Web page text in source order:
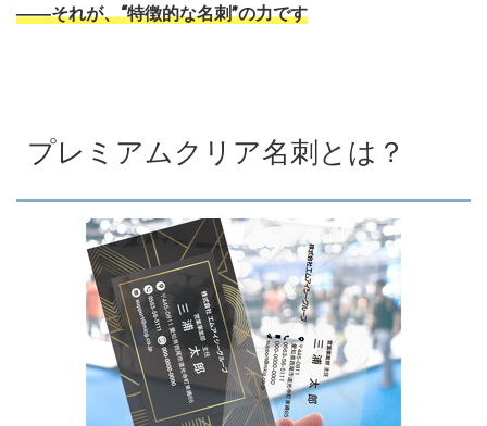
――それが、“特徴的な名刺”の力です
プレミアムクリア名刺とは？